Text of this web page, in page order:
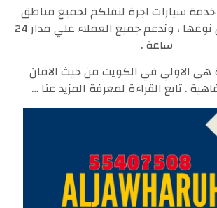
سيارات اجرة لنقلكم لجميع مناطق
الكويت فريدة من نوعها ، وندعم جميع العملاء علي مدار 24
ساعة .
هي الاولي في الكويت من حيث الامان
. تابع القراءة لمعرفة المزيد عنا …